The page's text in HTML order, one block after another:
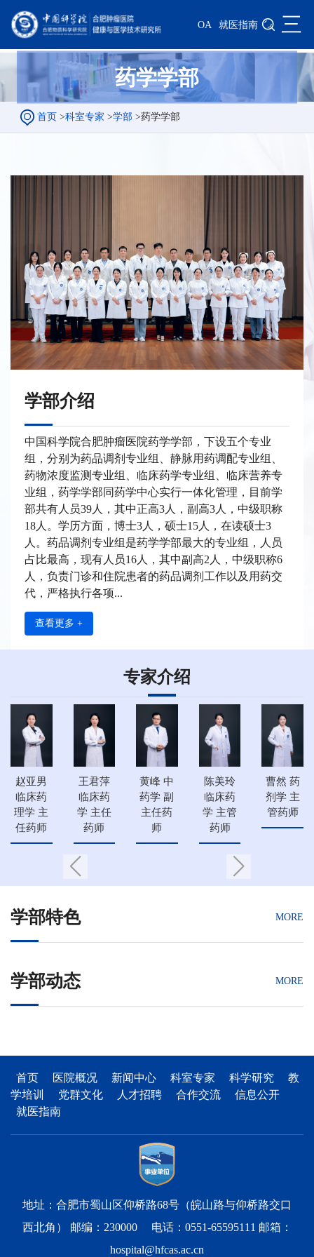
OA 就医指南 三
药学学部
首页 >科室专家 >学部 >药学学部
学部介绍
中国科学院合肥肿瘤医院药学学部，下设五个专业
组，分别为药品调剂专业组、静脉用药调配专业组、
药物浓度监测专业组、临床药学专业组、临床营养专
业组，药学学部同药学中心实行一体化管理，目前学
部共有人员39人，其中正高3人，副高3人，中级职称
18人。学历方面，博士3人，硕士15人，在读硕士3
人。药品调剂专业组是药学学部最大的专业组，人员
占比最高，现有人员16人，其中副高2人，中级职称6
人，负责门诊和住院患者的药品调剂工作以及用药交
代，严格执行各项...
查看更多 +
专家介绍
赵亚男
临床药
理学 主
任药师
王君萍
临床药
学 主任
药师
黄峰 中
药学 副
主任药
师
陈美玲
临床药
学 主管
药师
曹然 药
剂学 主
管药师
学部特色 MORE
学部动态 MORE
首页 医院概况 新闻中心 科室专家 科学研究
教
学培训
党群文化 人才招聘 合作交流
信息公开
就医指南
地址：合肥市蜀山区仰桥路68号（皖山路与仰桥路交口
西北角） 邮编：230000 电话：0551-65595111 邮箱：
hospital@hfcas.ac.cn